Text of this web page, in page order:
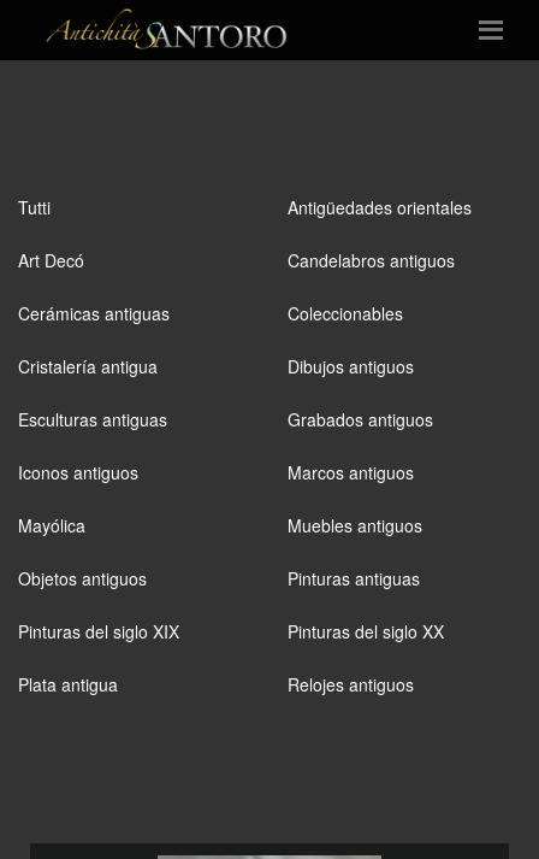
Tutti Antigüedades orientales
Art Decó Candelabros antiguos
Cerámicas antiguas Coleccionables
Cristalería antigua Dibujos antiguos
Esculturas antiguas Grabados antiguos
Iconos antiguos Marcos antiguos
Mayólica Muebles antiguos
Objetos antiguos Pinturas antiguas
Pinturas del siglo XIX Pinturas del siglo XX
Plata antigua Relojes antiguos